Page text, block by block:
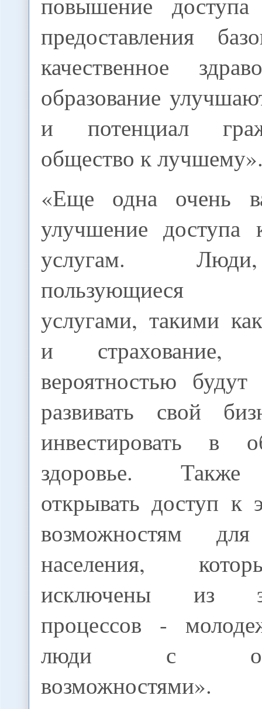
предоставления
качественное
образование
и потенциал
общество к
«Еще одна очень
улучшение доступа
услугам.
пользующиеся
услугами, такими
и
вероятностью будут
развивать свой
инвестировать в
здоровье. Также
открывать доступ к
возможностям
населения,
исключены из
процессов -
люди с
возможностями».